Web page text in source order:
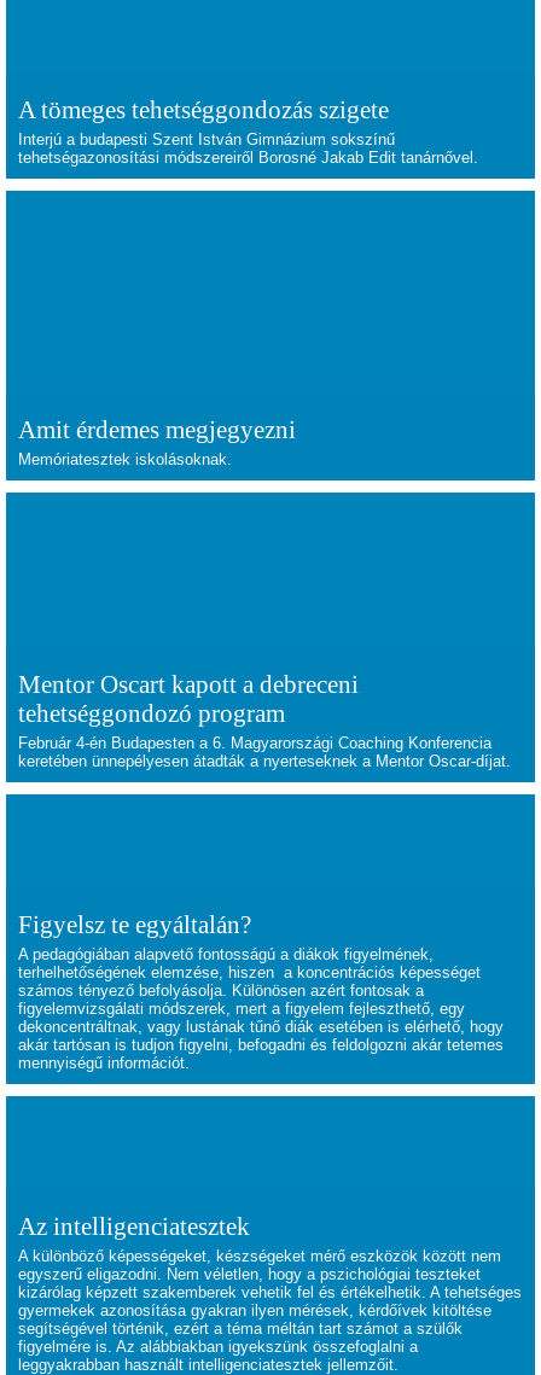
A tömeges tehetséggondozás szigete
Interjú a budapesti Szent István Gimnázium sokszínű
tehetségazonosítási módszereiről Borosné Jakab Edit tanárnővel.
Amit érdemes megjegyezni
Memóriatesztek iskolásoknak.
Mentor Oscart kapott a debreceni
tehetséggondozó program
Február 4-én Budapesten a 6. Magyarországi Coaching Konferencia
keretében ünnepélyesen átadták a nyerteseknek a Mentor Oscar-díjat.
Figyelsz te egyáltalán?
A pedagógiában alapvető fontosságú a diákok figyelmének,
terhelhetőségének elemzése, hiszen a koncentrációs képességet
számos tényező befolyásolja. Különösen azért fontosak a
figyelemvizsgálati módszerek, mert a figyelem fejleszthető, egy
dekoncentráltnak, vagy lustának tűnő diák esetében is elérhető, hogy
akár tartósan is tudjon figyelni, befogadni és feldolgozni akár tetemes
mennyiségű információt.
Az intelligenciatesztek
A különböző képességeket, készségeket mérő eszközök között nem
egyszerű eligazodni. Nem véletlen, hogy a pszichológiai teszteket
kizárólag képzett szakemberek vehetik fel és értékelhetik. A tehetséges
gyermekek azonosítása gyakran ilyen mérések, kérdőívek kitöltése
segítségével történik, ezért a téma méltán tart számot a szülők
figyelmére is. Az alábbiakban igyekszünk összefoglalni a
leggyakrabban használt intelligenciatesztek jellemzőit.